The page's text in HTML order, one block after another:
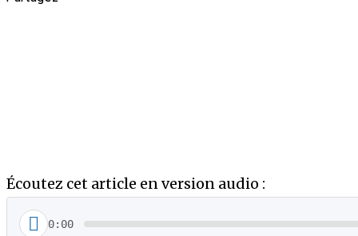
Écoutez cet article en version audio :
0:00